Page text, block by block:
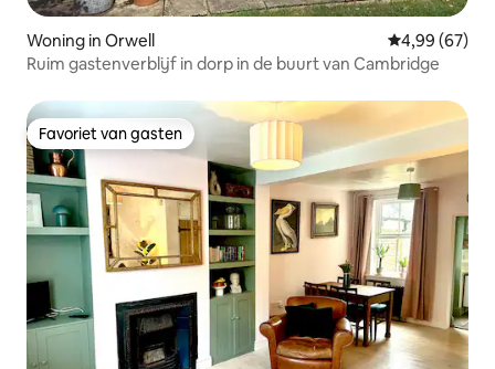
Woning in Orwell Gemiddelde
4,99 (67)
Ruim gastenverblijf in dorp in de buurt van Cambridge
Favoriet van gasten
Favoriet van gasten